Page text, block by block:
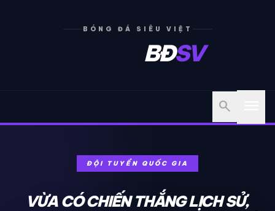
BÓNG ĐÁ SIÊU VIỆT
BĐSV
search
ĐỘI TUYỂN QUỐC GIA
VỪA CÓ CHIẾN THẮNG LỊCH SỬ,